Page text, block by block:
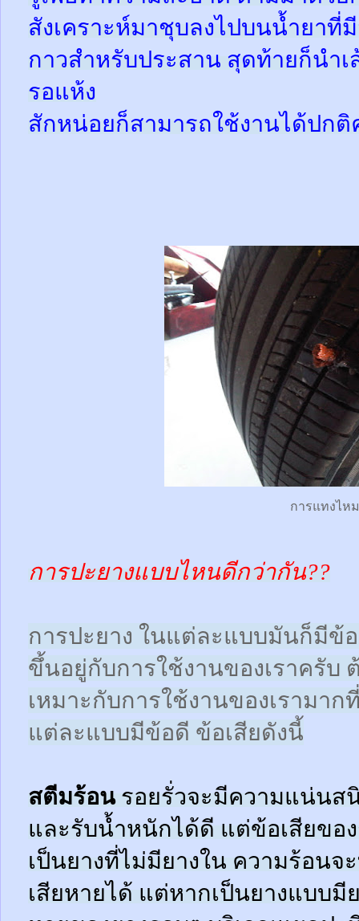
สังเคราะห์มาชุบลงไปบนน้ำยาที่
กาวสำหรับประสาน สุดท้ายก็นำเ
รอแห้ง
สักหน่อยก็สามารถใช้งานได้ปกติ
การแทงไหม
การปะยางแบบไหนดีกว่ากัน??
การปะยาง ในแต่ละแบบมันก็มีข้
ขึ้นอยู่กับการใช้งานของเราครับ
เหมาะกับการใช้งานของเรามา
แต่ละแบบมีข้อดี ข้อเสียดังนี้
สตีมร้อนรอยรั่วจะมีความแน่นส
และรับน้ำหนักได้ดี แต่ข้อเสียขอ
เป็นยางที่ไม่มียางใน ความร้อนจ
เสียหายได้ แต่หากเป็นยางแบบมี